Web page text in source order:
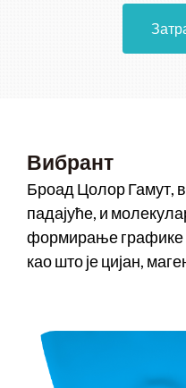
Вибрант
Броад Цолор Гамут,
падајуће, и
формирање графике
као што је цијан,